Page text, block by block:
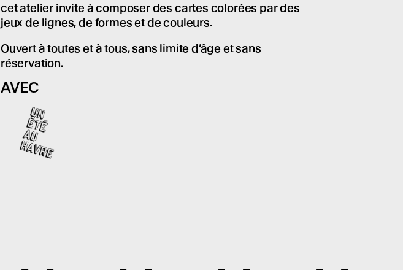
cet atelier invite à composer des cartes colorées par des
jeux de lignes, de formes et de couleurs.
Ouvert à toutes et à tous, sans limite d’âge et sans
réservation.
AVEC